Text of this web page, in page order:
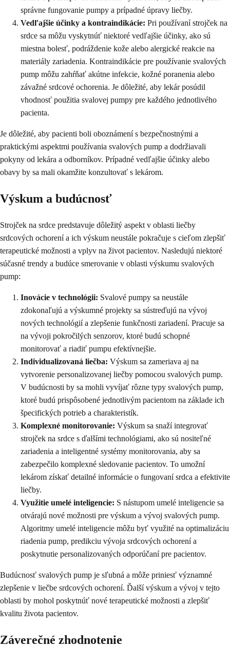
správne fungovanie pumpy a prípadné úpravy liečby.
Vedľajšie účinky a kontraindikácie: Pri používaní strojček na
srdce sa môžu vyskytnúť niektoré vedľajšie účinky, ako sú
miestna bolesť, podráždenie kože alebo alergické reakcie na
materiály zariadenia. Kontraindikácie pre používanie svalových
pump môžu zahŕňať akútne infekcie, kožné poranenia alebo
závažné srdcové ochorenia. Je dôležité, aby lekár posúdil
vhodnosť použitia svalovej pumpy pre každého jednotlivého
pacienta.
Je dôležité, aby pacienti boli oboznámení s bezpečnostnými a
praktickými aspektmi používania svalových pump a dodržiavali
pokyny od lekára a odborníkov. Prípadné vedľajšie účinky alebo
obavy by sa mali okamžite konzultovať s lekárom.
Výskum a budúcnosť
Strojček na srdce predstavuje dôležitý aspekt v oblasti liečby
srdcových ochorení a ich výskum neustále pokračuje s cieľom zlepšiť
terapeutické možnosti a vplyv na život pacientov. Nasledujú niektoré
súčasné trendy a budúce smerovanie v oblasti výskumu svalových
pump:
Inovácie v technológii: Svalové pumpy sa neustále
zdokonaľujú a výskumné projekty sa sústreďujú na vývoj
nových technológií a zlepšenie funkčnosti zariadení. Pracuje sa
na vývoji pokročilých senzorov, ktoré budú schopné
monitorovať a riadiť pumpu efektívnejšie.
Individualizovaná liečba: Výskum sa zameriava aj na
vytvorenie personalizovanej liečby pomocou svalových pump.
V budúcnosti by sa mohli vyvíjať rôzne typy svalových pump,
ktoré budú prispôsobené jednotlivým pacientom na základe ich
špecifických potrieb a charakteristík.
Komplexné monitorovanie: Výskum sa snaží integrovať
strojček na srdce s ďalšími technológiami, ako sú nositeľné
zariadenia a inteligentné systémy monitorovania, aby sa
zabezpečilo komplexné sledovanie pacientov. To umožní
lekárom získať detailné informácie o fungovaní srdca a efektivite
liečby.
Využitie umelé inteligencie: S nástupom umelé inteligencie sa
otvárajú nové možnosti pre výskum a vývoj svalových pump.
Algoritmy umelé inteligencie môžu byť využité na optimalizáciu
riadenia pump, predikciu vývoja srdcových ochorení a
poskytnutie personalizovaných odporúčaní pre pacientov.
Budúcnosť svalových pump je sľubná a môže priniesť významné
zlepšenie v liečbe srdcových ochorení. Ďalší výskum a vývoj v tejto
oblasti by mohol poskytnúť nové terapeutické možnosti a zlepšiť
kvalitu života pacientov.
Záverečné zhodnotenie